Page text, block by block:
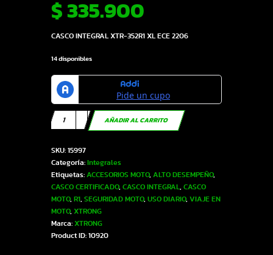
$ 335.900
CASCO INTEGRAL XTR-352R1 XL ECE 2206
14 disponibles
Casco
XTR-
ECE-
2206
Xtrong
azul
mate
SP
plateado-
cromado
AÑADIR AL CARRITO
SKU: 15997
Categoría: Integrales
Etiquetas: ACCESORIOS MOTO, ALTO DESEMPEÑO,
CASCO CERTIFICADO, CASCO INTEGRAL, CASCO
MOTO, R1, SEGURIDAD MOTO, USO DIARIO, VIAJE EN
MOTO, XTRONG
Marca: XTRONG
Product ID: 10920